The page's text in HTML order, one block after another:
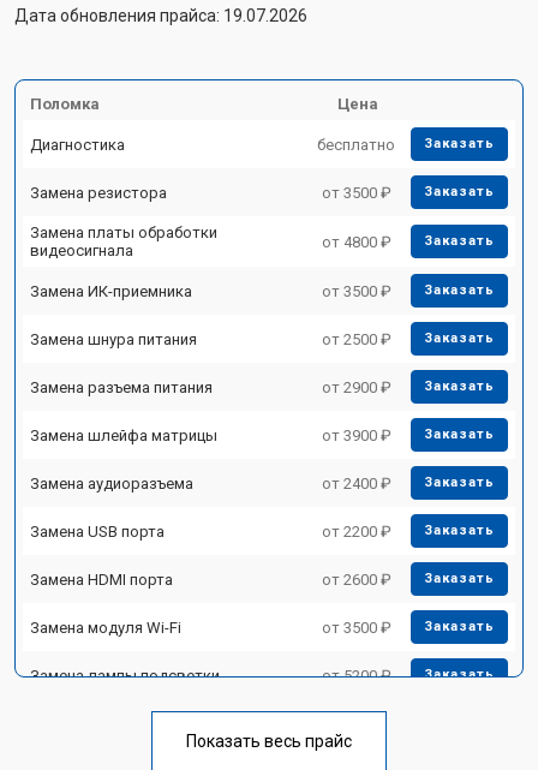
Дата обновления прайса: 19.07.2026
Поломка Цена
Диагностика бесплатно Заказать
Замена резистора от 3500 ₽ Заказать
Замена платы обработки
видеосигнала
от 4800 ₽ Заказать
Замена ИК-приемника от 3500 ₽ Заказать
Замена шнура питания от 2500 ₽ Заказать
Замена разъема питания от 2900 ₽ Заказать
Замена шлейфа матрицы от 3900 ₽ Заказать
Замена аудиоразъема от 2400 ₽ Заказать
Замена USB порта от 2200 ₽ Заказать
Замена HDMI порта от 2600 ₽ Заказать
Замена модуля Wi-Fi от 3500 ₽ Заказать
Замена лампы подсветки от 5200 ₽ Заказать
Показать весь прайс